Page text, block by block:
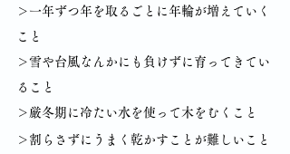
＞一年ずつ年を取るごとに年輪が増えていく
こと
＞雪や台風なんかにも負けずに育ってきてい
ること
＞厳冬期に冷たい水を使って木をむくこと
＞割らさずにうまく乾かすことが難しいこと